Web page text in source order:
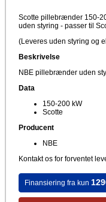
Scotte pillebrænder 150-
uden styring - passer til
(Leveres uden styring og
Beskrivelse
NBE pillebrænder uden
Data
150-200 kW
Scotte
Producent
NBE
Kontakt os for forventet
Finansiering fra kun